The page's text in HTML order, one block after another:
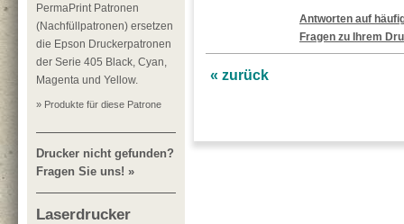
PermaPrint Patronen
(Nachfüllpatronen) ersetzen
die Epson Druckerpatronen
der Serie 405 Black, Cyan,
Magenta und Yellow.
» Produkte für diese Patrone
Drucker nicht gefunden?
Fragen Sie uns! »
Laserdrucker
Antworten auf
Fragen zu Ihrem
« zurück